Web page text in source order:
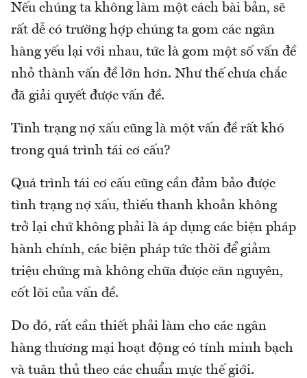
Nếu chúng ta không làm một cách bài bản, sẽ
rất dễ có trường hợp chúng ta gom các ngân
hàng yếu lại với nhau, tức là gom một số vấn đề
nhỏ thành vấn đề lớn hơn. Như thế chưa chắc
đã giải quyết được vấn đề.
Tình trạng nợ xấu cũng là một vấn đề rất khó
trong quá trình tái cơ cấu?
Quá trình tái cơ cấu cũng cần đảm bảo được
tình trạng nợ xấu, thiếu thanh khoản không
trở lại chứ không phải là áp dụng các biện pháp
hành chính, các biện pháp tức thời để giảm
triệu chứng mà không chữa được căn nguyên,
cốt lõi của vấn đề.
Do đó, rất cần thiết phải làm cho các ngân
hàng thương mại hoạt động có tính minh bạch
và tuân thủ theo các chuẩn mực thế giới.